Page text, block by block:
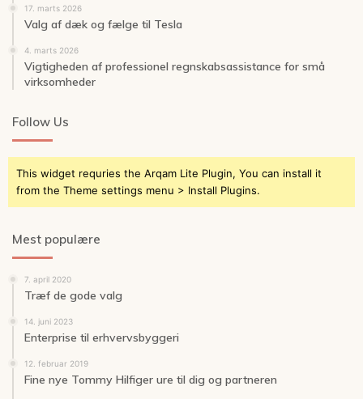
17. marts 2026
Valg af dæk og fælge til Tesla
4. marts 2026
Vigtigheden af professionel regnskabsassistance for små
virksomheder
Follow Us
This widget requries the Arqam Lite Plugin, You can install it
from the Theme settings menu > Install Plugins.
Mest populære
7. april 2020
Træf de gode valg
14. juni 2023
Enterprise til erhvervsbyggeri
12. februar 2019
Fine nye Tommy Hilfiger ure til dig og partneren